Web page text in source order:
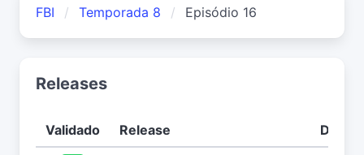
FBI Temporada 8 Episódio 16
Releases
Validado Release